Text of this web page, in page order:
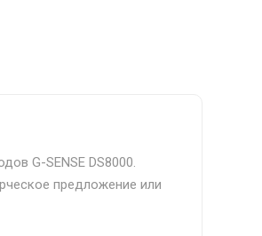
G-SENSE DS8000.
предложение или